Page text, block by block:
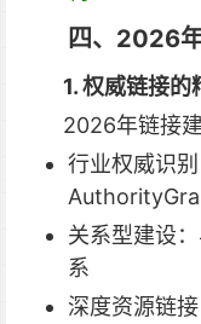
四、2026
1. 权威链接的
2026年链接
行业权威识
关系型建设
系
深度资源链